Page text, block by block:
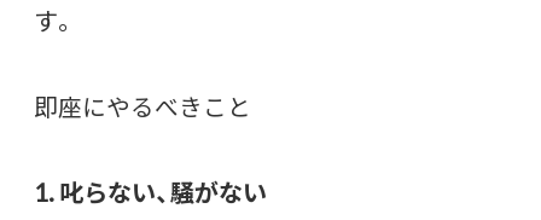
す。
即座にやるべきこと
1. 叱らない、騒がない